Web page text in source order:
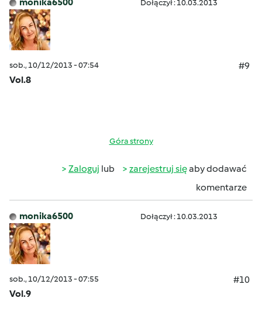
Dołączył : 10.03.2013
sob., 10/12/2013 - 07:54
#9
Vol.8
Góra strony
Zaloguj lub zarejestruj sięaby dodawać
komentarze
monika6500 Dołączył : 10.03.2013
sob., 10/12/2013 - 07:55
#10
Vol.9